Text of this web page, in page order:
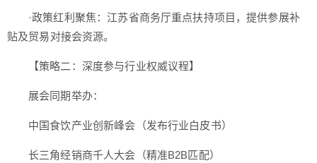
·政策红利聚焦：江苏省商务厅重点扶持项目，提供参展补
贴及贸易对接会资源。
【策略二：深度参与行业权威议程】
展会同期举办：
中国食饮产业创新峰会（发布行业白皮书）
长三角经销商千人大会（精准B2B匹配）